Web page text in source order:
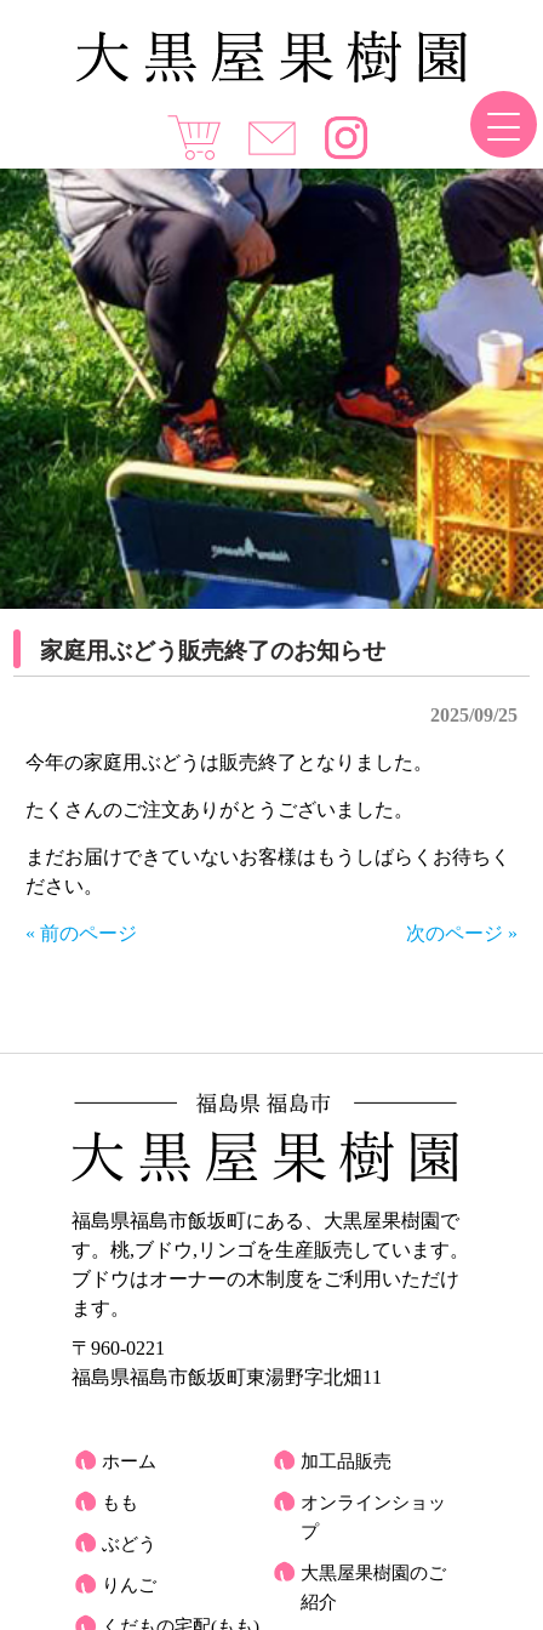
家庭用ぶどう販売終了のお知らせ
2025/09/25
今年の家庭用ぶどうは販売終了となりました。
たくさんのご注文ありがとうございました。
まだお届けできていないお客様はもうしばらくお待ちく
ださい。
« 前のページ 次のページ »
福島県福島市飯坂町にある、大黒屋果樹園で
す。桃,ブドウ,リンゴを生産販売しています。
ブドウはオーナーの木制度をご利用いただけ
ます。
〒960-0221
福島県福島市飯坂町東湯野字北畑11
ホーム
もも
ぶどう
りんご
加工品販売
オンラインショッ
プ
大黒屋果樹園のご
紹介